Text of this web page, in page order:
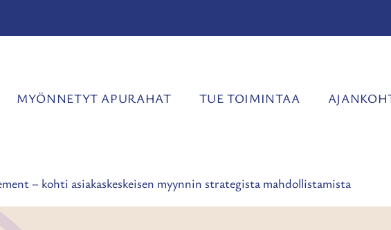
MYÖNNETYT APURAHAT TUE TOIMINTAA
– kohti asiakaskeskeisen myynnin strategista mahdollistamista